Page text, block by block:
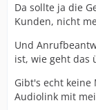
Da sollte ja die
Kunden, nicht
Und
ist, wie geht das
Gibt's echt
Audiolink mit